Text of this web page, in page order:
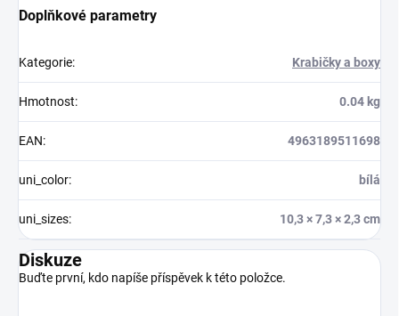
Doplňkové parametry
Kategorie: Krabičky a boxy
Hmotnost: 0.04 kg
EAN: 4963189511698
uni_color: bílá
uni_sizes: 10,3 × 7,3 × 2,3 cm
Diskuze
Buďte první, kdo napíše příspěvek k této položce.